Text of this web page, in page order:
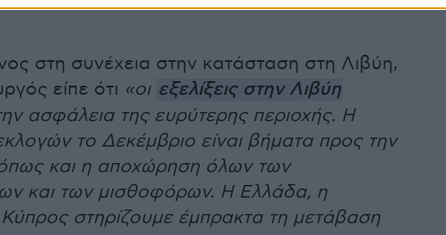
στη συνέχεια στην κατάσταση στη Λιβύη,
είπε ότι «οι εξελίξεις στην Λιβύη
ασφάλεια της ευρύτερης περιοχής. Η
το Δεκέμβριο είναι βήματα προς την
και η αποχώρηση όλων των
και των μισθοφόρων. Η Ελλάδα, η
στηρίζουμε έμπρακτα τη μετάβαση